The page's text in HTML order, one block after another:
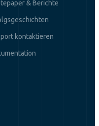
& Berichte
kontaktieren